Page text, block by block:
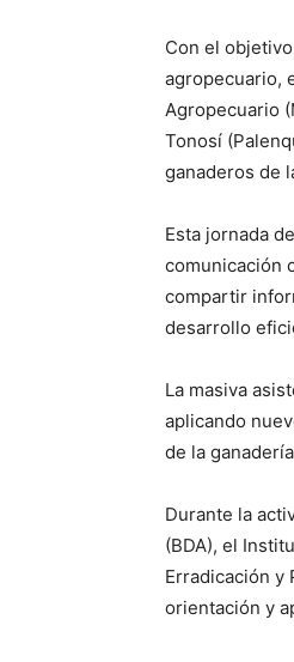
Con el
agropecuario,
Agropecuario
Tonosí
ganaderos de
Esta jornada
comunicación
compartir
desarrollo
La masiva
aplicando
de la
Durante la
(BDA), el
Erradicación y
orientación y